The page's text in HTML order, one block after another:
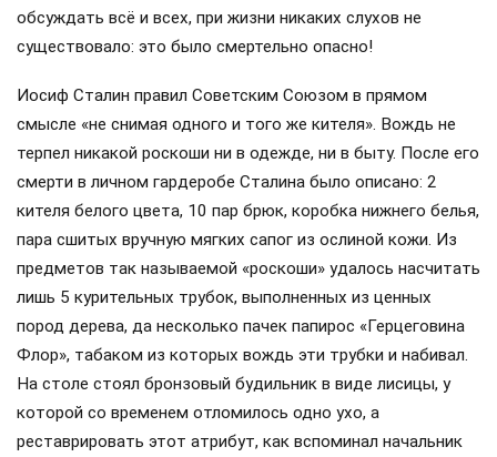
обсуждать всё и всех, при жизни никаких слухов не
существовало: это было смертельно опасно!
Иосиф Сталин правил Советским Союзом в прямом
смысле «не снимая одного и того же кителя». Вождь не
терпел никакой роскоши ни в одежде, ни в быту. После его
смерти в личном гардеробе Сталина было описано: 2
кителя белого цвета, 10 пар брюк, коробка нижнего белья,
пара сшитых вручную мягких сапог из ослиной кожи. Из
предметов так называемой «роскоши» удалось насчитать
лишь 5 курительных трубок, выполненных из ценных
пород дерева, да несколько пачек папирос «Герцеговина
Флор», табаком из которых вождь эти трубки и набивал.
На столе стоял бронзовый будильник в виде лисицы, у
которой со временем отломилось одно ухо, а
реставрировать этот атрибут, как вспоминал начальник